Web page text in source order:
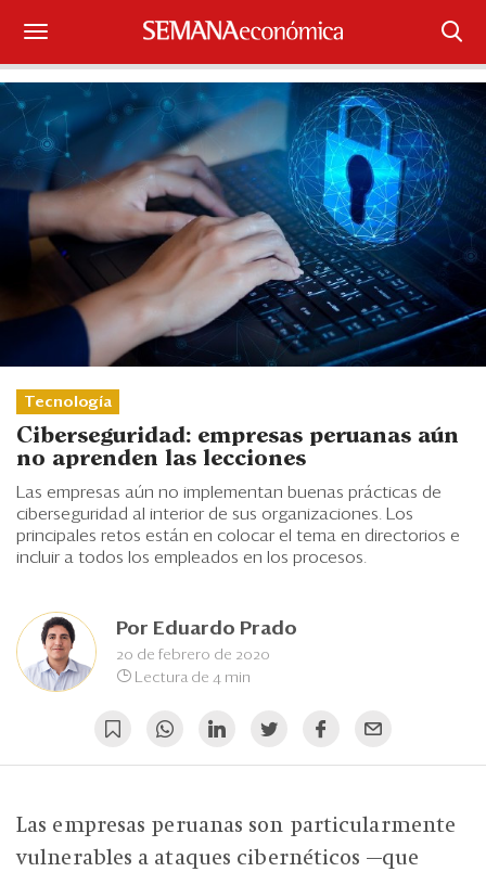
Suscríbase
Iniciar sesión
Portada
¿Qué está pasando?
Sectores y Empresas
Management
Economía y Finanzas
Legal y Política
Eventos
Blogs
Edición Impresa
Tecnología
Ciberseguridad: empresas peruanas aún
no aprenden las lecciones
Las empresas aún no implementan buenas prácticas de
ciberseguridad al interior de sus organizaciones. Los
principales retos están en colocar el tema en directorios e
incluir a todos los empleados en los procesos.
Por Eduardo Prado
20 de febrero de 2020
Lectura de 4 min
Las empresas peruanas son particularmente
vulnerables a ataques cibernéticos —que